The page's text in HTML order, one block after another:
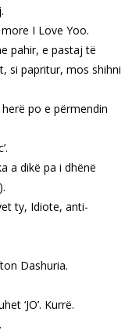
I Love Yoo.
pahir, e pastaj të
si papritur, mos shihni
po e përmendin
a dikë pa i dhënë
ty, Idiote, anti-
Dashuria.
‘JO’. Kurrë.